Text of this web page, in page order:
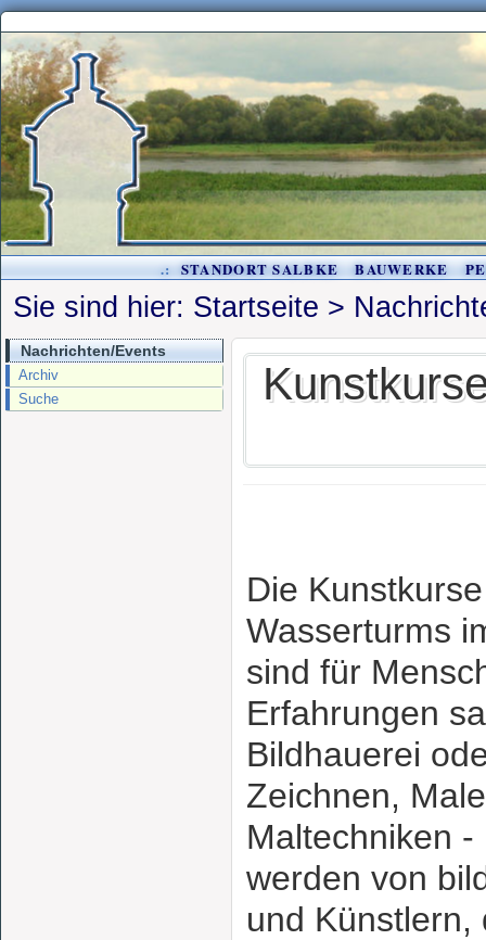
.: STANDORT SALBKE BAUWERKE
Sie sind hier: Startseite >
Nachrichten/Events
Archiv
Suche
Die
Wasserturms
sind für
Erfahrungen
Bildhauerei
Zeichnen,
Maltechniken
werden von
und Künstlern,